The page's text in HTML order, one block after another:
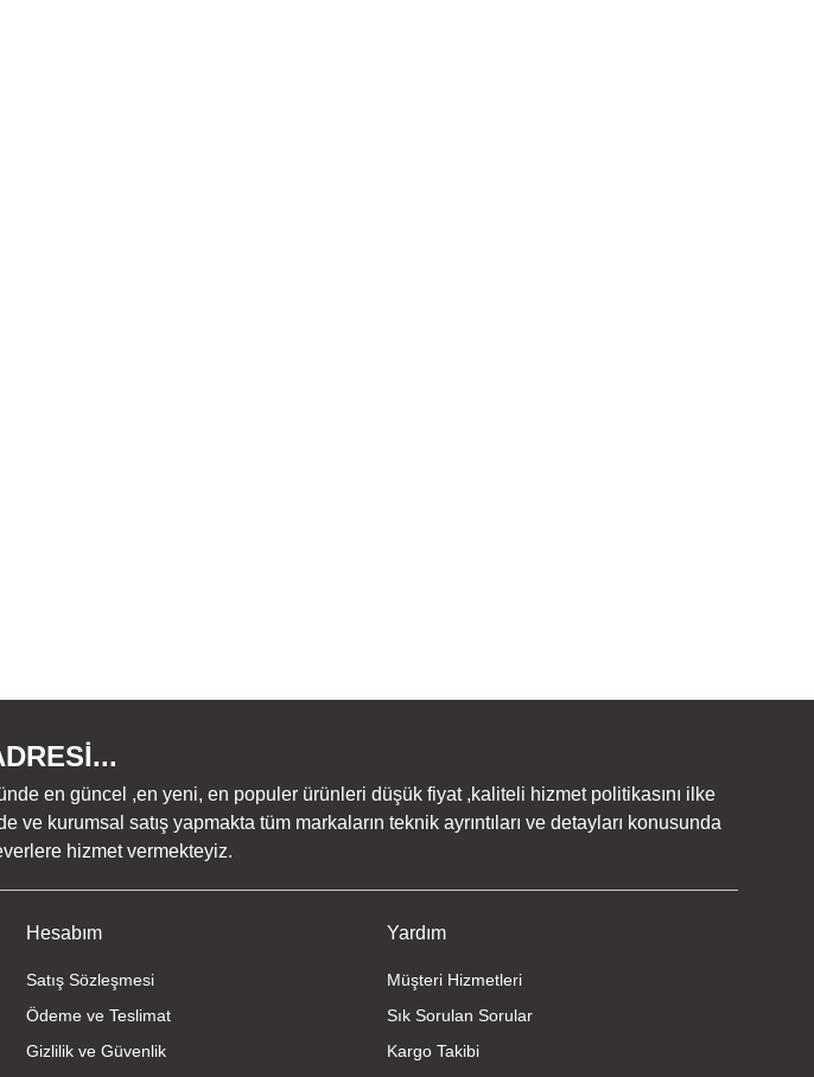
en güncel ,en yeni, en populer ürünleri düşük fiyat ,kaliteli hizmet politikasını ilke
kurumsal satış yapmakta tüm markaların teknik ayrıntıları ve detayları konusunda
hizmet vermekteyiz.
Hesabım
Satış Sözleşmesi
Ödeme ve Teslimat
Gizlilik ve Güvenlik
Yardım
Müşteri Hizmetleri
Sık Sorulan Sorular
Kargo Takibi